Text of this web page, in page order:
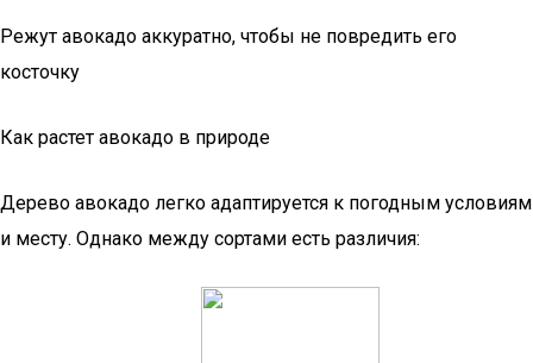
Режут авокадо аккуратно, чтобы не повредить его
косточку
Как растет авокадо в природе
Дерево авокадо легко адаптируется к погодным условиям
и месту. Однако между сортами есть различия: